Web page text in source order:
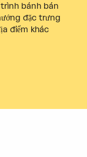
bánh bán
đặc trưng
điểm khác